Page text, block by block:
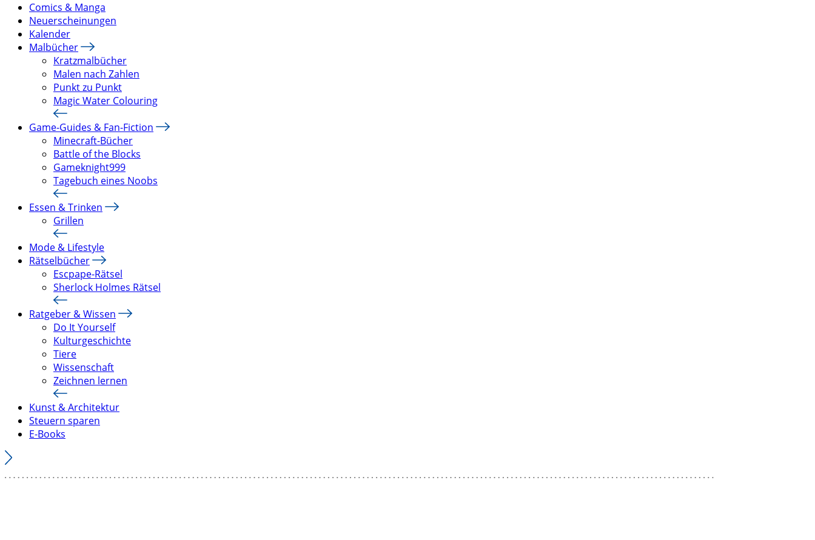
Comics & Manga
Neuerscheinungen
Kalender
Malbücher
Kratzmalbücher
Malen nach Zahlen
Punkt zu Punkt
Magic Water Colouring
Game-Guides & Fan-Fiction
Minecraft-Bücher
Battle of the Blocks
Gameknight999
Tagebuch eines Noobs
Essen & Trinken
Grillen
Mode & Lifestyle
Rätselbücher
Escpape-Rätsel
Sherlock Holmes Rätsel
Ratgeber & Wissen
Do It Yourself
Kulturgeschichte
Tiere
Wissenschaft
Zeichnen lernen
Kunst & Architektur
Steuern sparen
E-Books